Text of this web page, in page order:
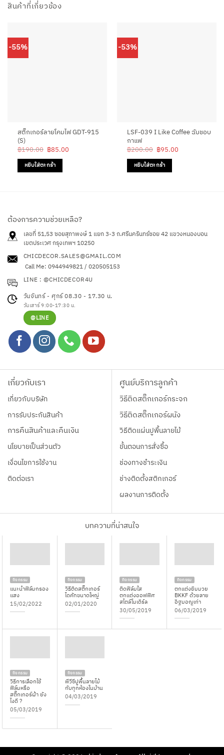
สินค้าที่เกี่ยวข้อง
-55%
สติ๊กเกอร์ลายโคมไฟ GDT-915
(S)
฿190.00 Original
price
was:
฿190.00.
฿85.00Current
หยิบใส่ตะกร้า
-53%
LSF-039 I Like Coffee ฉับชอบ
กาแฟ
฿200.00 Original
price
was:
฿200.00.
฿95.00Current
หยิบใส่ตะกร้า
ต้องการความช่วยเหลือ?
เลขที่ 51,53 ซอยสุภาพงษ์ 1 แยก 3-3 ถ.ศรีนครินทร์ซอย 42แขวงหนองบอน
เขตประเวศ กรุงเทพฯ 10250
CHICDECOR.SALES@GMAIL.COM
Call Me: 0944949821 / 020505153
LINE : @CHICDECOR4U
วันจันทร์ - ศุกร์ 08.30 - 17.30 น.
วันเสาร์ 9:00-17:30 น.
@LINE
เกี่ยวกับเรา
เกี่ยวกับบริษัท
การรับประกันสินค้า
การคืนสินค้าและคืนเงิน
นโยบายเป็นส่วนตัว
เงื่อนไขการใช้งาน
ติดต่อเรา
ศูนย์บริการลูกค้า
วิธีติดสติ๊กเกอร์กระจก
วิธีติดสติ๊กเกอร์ผนัง
วิธีติดแผ่นปูพื้นลายไม้
ขั้นตอนการสั่งซื้อ
ช่องทางชำระเงิน
ช่างติดตั้งสติกเกอร์
ผลงานการติดตั้ง
บทความที่น่าสนใจ
กิจกรรม
แนะนำฟิล์มกรอง
แสง
15/02/2022
กิจกรรม
วิธีติดสติ๊กเกอร์
ไดคัทขนาดใหญ่
02/01/2020
กิจกรรม
ติดฟิล์มใส
ตกแต่งออฟฟิศ
สไตล์โมเดิร์ล
30/05/2019
กิจกรรม
ตกแต่งยิมมวย
BKKF ด้วยลาย
อิฐมอญเก่า
06/03/2019
กิจกรรม
วิธีการเลือกใช้
ฟิล์มหรือ
สติ๊กเกอร์ฝ้า ยัง
ไงดี ?
05/03/2019
กิจกรรม
พีวีซีปูพื้นลายไม้
กับทุกห้องในบ้าน
04/03/2019